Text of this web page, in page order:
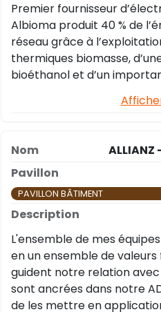
Premier fournisseur
Albioma produit 40 % de
réseau grâce à
thermiques biomasse,
bioéthanol et d’un
ALLIANZ
PAVILLON BÂTIMENT
L'ensemble de mes
en un ensemble de
guident notre relation avec
sont ancrées dans notre
de les mettre en